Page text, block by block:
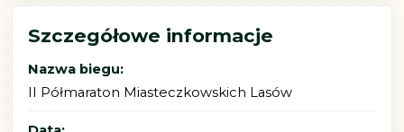
Szczegółowe informacje
Nazwa biegu:
II Półmaraton Miasteczkowskich Lasów